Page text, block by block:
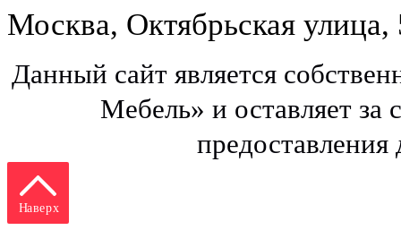
Москва, Октябрьская улица,
Данный сайт является
Мебель» и оставляет за
Наверх